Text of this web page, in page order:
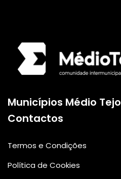
Municípios Médio Tejo
Contactos
Termos e Condições
Política de Cookies